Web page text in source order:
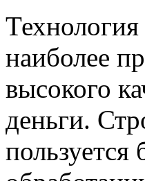
Технология
наиболее
высокого
деньги.